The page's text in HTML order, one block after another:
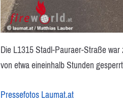
Die L1315 Stadl-Pauraer-Straße
von etwa eineinhalb Stunden
Pressefotos Laumat.at